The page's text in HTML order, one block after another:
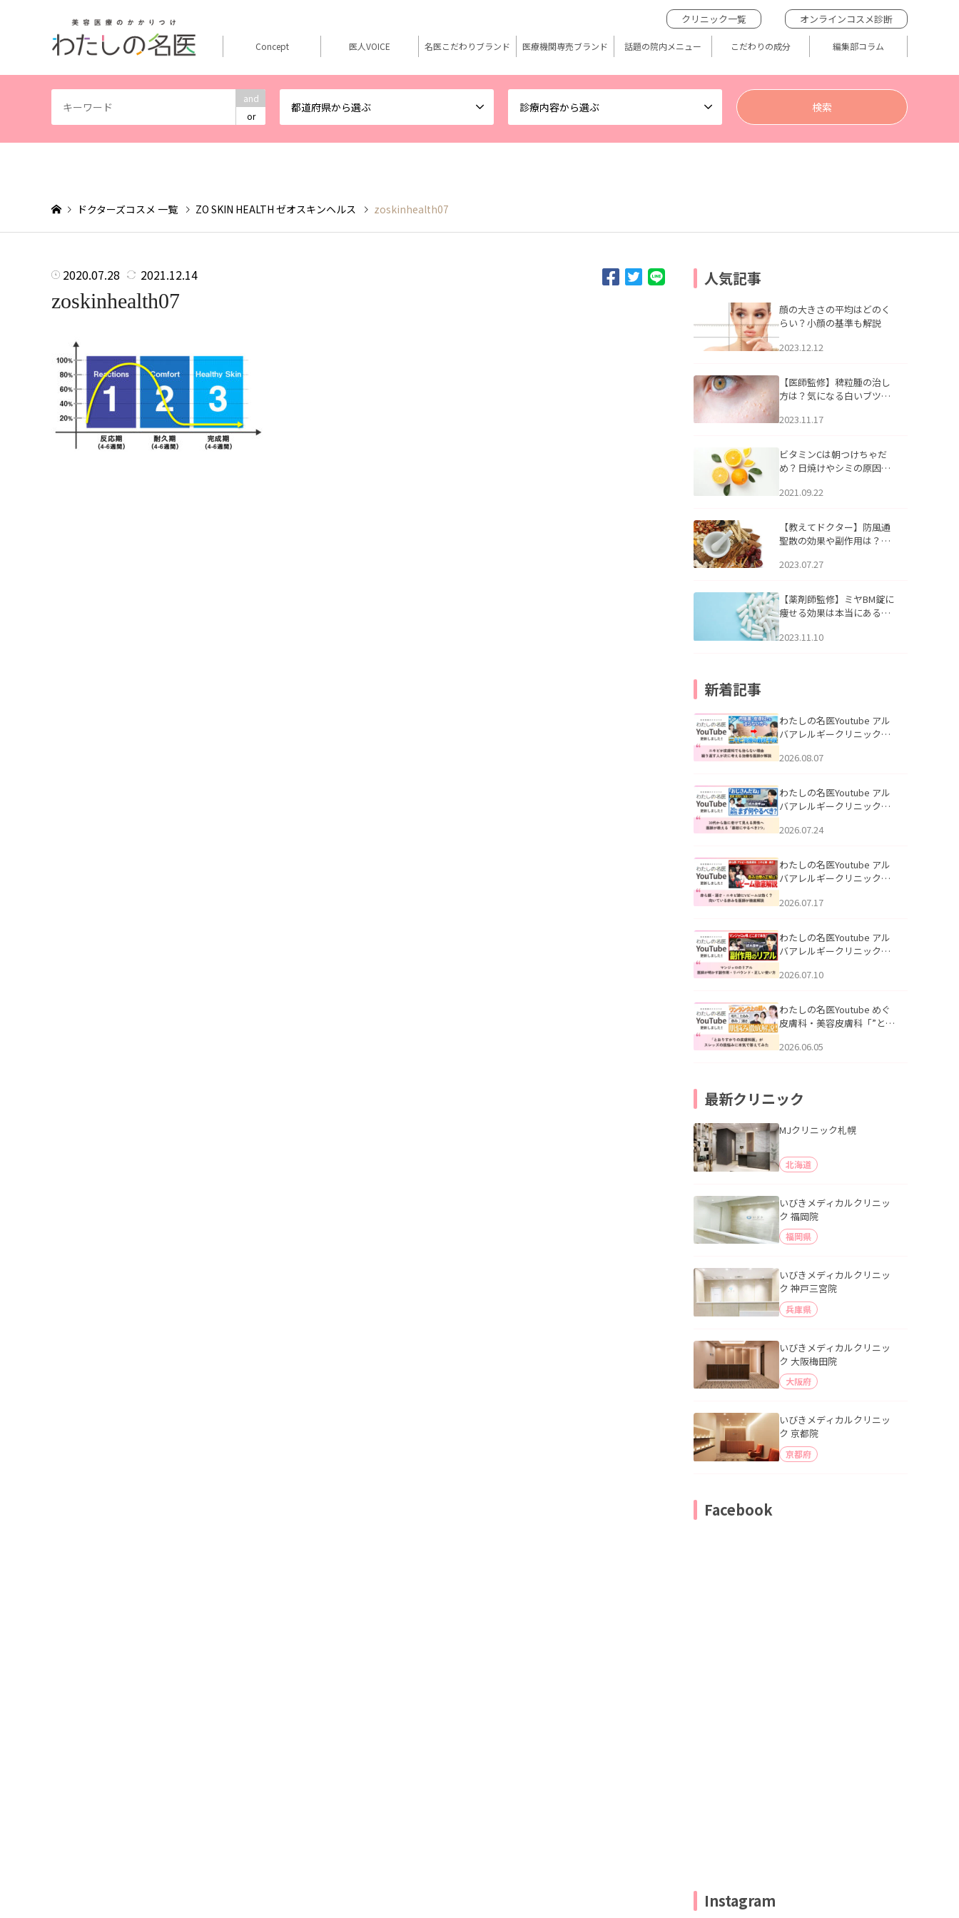
and
or
都道府県から選ぶ 診療内容から選ぶ
クリニック一覧 オンラインコスメ診断
Concept 医人VOICE 名医こだわりブランド 医療機関専売ブランド 話題の院内メニュー こだわりの成分 編集部コラム
ドクターズコスメ 一覧 ZO SKIN HEALTH ゼオスキンヘルス zoskinhealth07
2020.07.28 2021.12.14
zoskinhealth07
人気記事
顔の大きさの平均はどのく
らい？小顔の基準も解説
2023.12.12
【医師監修】稗粒腫の治し
方は？気になる白いブツブ
アについて
2023.11.17
ビタミンCは朝つけちゃだ
め？日焼けやシミの原因に
2021.09.22
【教えてドクター】防風通
聖散の効果や副作用は？長
2023.07.27
【薬剤師監修】ミヤBM錠に
痩せる効果は本当にある
2023.11.10
新着記事
わたしの名医Youtube アル
バアレルギークリニック札
らない理由｜繰り返す人が
説」を公開いたしました。
2026.08.07
わたしの名医Youtube アル
バアレルギークリニック札
える男性へ｜医師が教える
公開いたしました。
2026.07.24
わたしの名医Youtube アル
バアレルギークリニック札
跡にVビームは効く？向いて
説」を公開いたしました。
2026.07.17
わたしの名医Youtube アル
バアレルギークリニック札
医師が明かす副作用・リバ
公開いたしました。
2026.07.10
わたしの名医Youtube めぐ
皮膚科・美容皮膚科「”とお
ッズの肌悩みに本気で答え
2026.06.05
最新クリニック
MJクリニック札幌
北海道
いびきメディカルクリニッ
ク 福岡院
福岡県
いびきメディカルクリニッ
ク 神戸三宮院
兵庫県
いびきメディカルクリニッ
ク 大阪梅田院
大阪府
いびきメディカルクリニッ
ク 京都院
京都府
Facebook
Instagram